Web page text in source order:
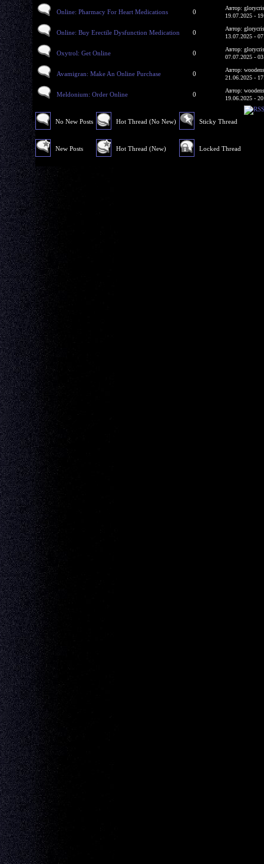
Online: Pharmacy For Heart Medications 0
Автор:
19.07.2025 -
Online: Buy Erectile Dysfunction Medication 0
Автор:
13.07.2025 -
Oxytrol: Get Online 0
Автор:
07.07.2025 -
Avamigran: Make An Online Purchase 0
Автор:
21.06.2025 -
Meldonium: Order Online 0
Автор:
19.06.2025 -
No New Posts
New Posts
Hot Thread (No New)
Hot Thread (New)
Sticky Thread
Locked Thread